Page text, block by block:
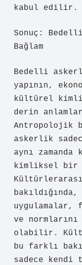
kabul edilir.
Sonuç:
Bağlam
Bedelli
yapının,
kültürel
derin
Antropolojik
askerlik
aynı
kimliksel bir
uygulamalar,
ve normlarını
olabilir.
bu farklı
sadece kendi